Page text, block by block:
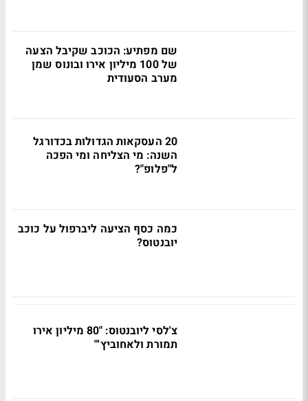
שם מפתיע: הכוכב שקיבל הצעה
של 100 מיליון אירו ובונוס שמן
מערב הסעודית
20 העסקאות הגדולות בכדורגל
השנה: מי הצליחה ומי הפכה
ל"פלופ"?
כמה כסף הציעה ליברפול על כוכב
יובנטוס?
צ'לסי ליובנטוס: "80 מיליון אירו
תמורת ולאחוביץ'"